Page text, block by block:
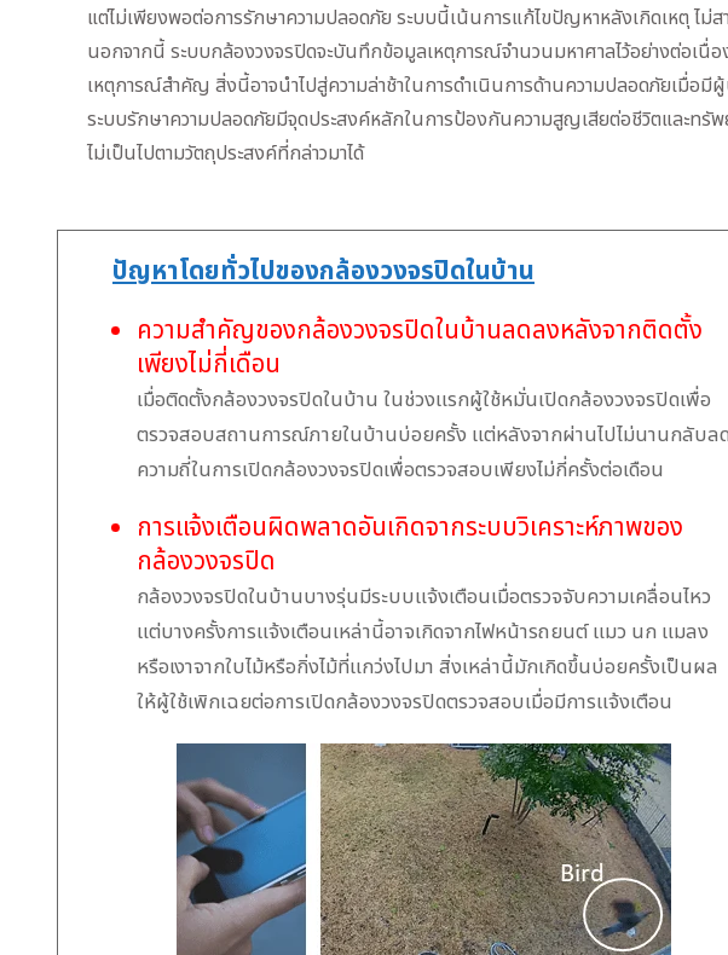
แต่ไม่เพียงพอต่อการรักษาความปลอดภัย ระบบนี้เน้นการแก้ไขปัญหาหลังเกิดเหตุ ไม่
นอกจากนี้ ระบบกล้องวงจรปิดจะบันทึกข้อมูลเหตุการณ์จำนวนมหาศาลไว้อย่างต่อเนื่อ
เหตุการณ์สำคัญ สิ่งนี้อาจนำไปสู่ความล่าช้าในการดำเนินการด้านความปลอดภัยเมื่
ระบบรักษาความปลอดภัยมีจุดประสงค์หลักในการป้องกันความสูญเสียต่อชีวิตและท
ไม่เป็นไปตามวัตถุประสงค์ที่กล่าวมาได้
ปัญหาโดยทั่วไปของกล้องวงจรปิดในบ้าน
ความสำคัญของกล้องวงจรปิดในบ้านลดลงหลังจากติดตั้ง
เพียงไม่กี่เดือน
เมื่อติดตั้งกล้องวงจรปิดในบ้าน ในช่วงแรกผู้ใช้หมั่นเปิดกล้องวงจรปิดเพื่อ
ตรวจสอบสถานการณ์ภายในบ้านบ่อยครั้ง แต่หลังจากผ่านไปไม่นานกลับลด
ความถี่ในการเปิดกล้องวงจรปิดเพื่อตรวจสอบเพียงไม่กี่ครั้งต่อเดือน
การแจ้งเตือนผิดพลาดอันเกิดจากระบบวิเคราะห์ภาพของ
กล้องวงจรปิด
กล้องวงจรปิดในบ้านบางรุ่นมีระบบแจ้งเตือนเมื่อตรวจจับความเคลื่อนไหว
แต่บางครั้งการแจ้งเตือนเหล่านี้อาจเกิดจากไฟหน้ารถยนต์ แมว นก แมลง
หรือเงาจากใบไม้หรือกิ่งไม้ที่แกว่งไปมา สิ่งเหล่านี้มักเกิดขึ้นบ่อยครั้งเป็นผล
ให้ผู้ใช้เพิกเฉยต่อการเปิดกล้องวงจรปิดตรวจสอบเมื่อมีการแจ้งเตือน